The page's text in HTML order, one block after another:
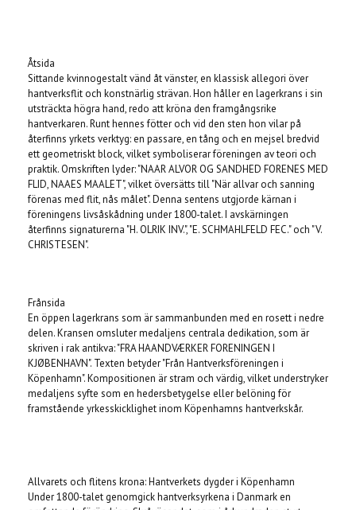
Åtsida
Sittande kvinnogestalt vänd åt vänster, en klassisk allegori över
hantverksflit och konstnärlig strävan. Hon håller en lagerkrans i sin
utsträckta högra hand, redo att kröna den framgångsrike
hantverkaren. Runt hennes fötter och vid den sten hon vilar på
återfinns yrkets verktyg: en passare, en tång och en mejsel bredvid
ett geometriskt block, vilket symboliserar föreningen av teori och
praktik. Omskriften lyder: "NAAR ALVOR OG SANDHED FORENES MED
FLID, NAAES MAALET", vilket översätts till "När allvar och sanning
förenas med flit, nås målet". Denna sentens utgjorde kärnan i
föreningens livsåskådning under 1800-talet. I avskärningen
återfinns signaturerna "H. OLRIK INV.", "E. SCHMAHLFELD FEC." och "V.
CHRISTESEN".
Frånsida
En öppen lagerkrans som är sammanbunden med en rosett i nedre
delen. Kransen omsluter medaljens centrala dedikation, som är
skriven i rak antikva: "FRA HAANDVÆRKER FORENINGEN I
KJØBENHAVN". Texten betyder "Från Hantverksföreningen i
Köpenhamn". Kompositionen är stram och värdig, vilket understryker
medaljens syfte som en hedersbetygelse eller belöning för
framstående yrkesskicklighet inom Köpenhamns hantverkskår.
Allvarets och flitens krona: Hantverkets dygder i Köpenhamn
Under 1800-talet genomgick hantverksyrkena i Danmark en